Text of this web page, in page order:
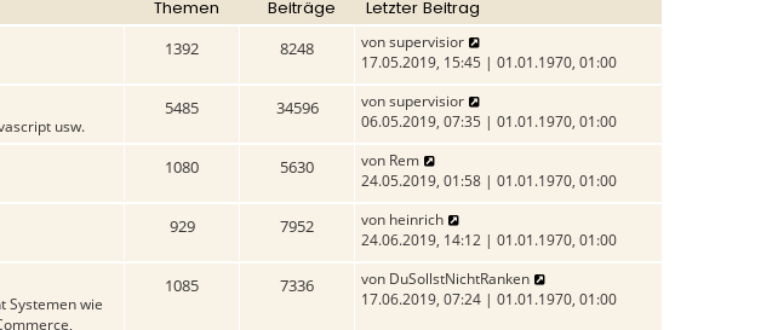
g
t
r
a
g
B
e
i
t
r
a
g
t
e
r
B
e
i
t
a
g
Themen Beiträge Letzter Beitrag
1392 8248 vonsupervisior
e
u
t
B
t
r
a
17.05.2019, 15:45 | 01.01.1970, 01:00
usw.
5485 34596 vonsupervisior
e
u
t
B
e
06.05.2019, 07:35 | 01.01.1970, 01:00
1080 5630 von Rem
e
u
e
s
t
e
r
24.05.2019, 01:58 | 01.01.1970, 01:00
929 7952 von heinrich
e
u
e
s
24.06.2019, 14:12 | 01.01.1970, 01:00
Systemen wie
1085 7336 von DuSollstNichtRanken
e
17.06.2019, 07:24 | 01.01.1970, 01:00